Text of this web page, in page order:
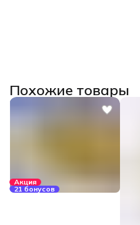
Похожие товары
Акция
21 бонусов